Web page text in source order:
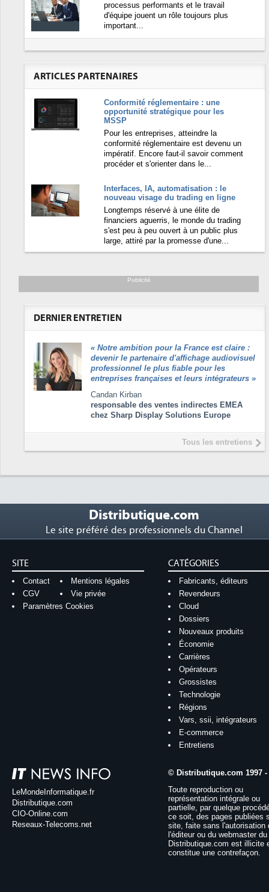
processus performants et le travail
d'équipe jouent un rôle toujours plus
important...
ARTICLES PARTENAIRES
Conformité réglementaire : une
opportunité stratégique pour les
MSSP
Pour les entreprises, atteindre la
conformité réglementaire est devenu un
impératif. Encore faut-il savoir comment
procéder et s'orienter dans le...
Interfaces, IA, automatisation : le
nouveau visage du trading en ligne
Longtemps réservé à une élite de
financiers aguerris, le monde du trading
s'est peu à peu ouvert à un public plus
large, attiré par la promesse d'une...
Publicité
DERNIER ENTRETIEN
« Notre ambition pour la France est claire :
devenir le partenaire d'affichage audiovisuel
professionnel le plus fiable pour les
entreprises françaises et leurs intégrateurs »
Candan Kirban
responsable des ventes indirectes EMEA
chez Sharp Display Solutions Europe
Tous les entretiens
Distributique.com
Le site préféré des professionnels du Channel
SITE
Contact
Mentions légales
CGV
Vie privée
Paramètres Cookies
CATÉGORIES
Fabricants, éditeurs
Revendeurs
Cloud
Dossiers
Nouveaux produits
Économie
Carrières
Opérateurs
Grossistes
Technologie
Régions
Vars, ssii, intégrateurs
E-commerce
Entretiens
LeMondeInformatique.fr
Distributique.com
CIO-Online.com
Reseaux-Telecoms.net
© Distributique.com 1997 -
Toute reproduction ou
représentation intégrale ou
partielle, par quelque
ce soit, des pages publiées
site, faite sans l'autorisation
l'éditeur ou du webmaster
Distributique.com est illicite
constitue une contrefaçon.